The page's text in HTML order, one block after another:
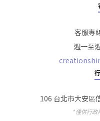
客服專
週一至
106 台北市大安區
* 僅供行政